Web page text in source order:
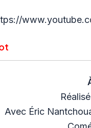
Avec Éric